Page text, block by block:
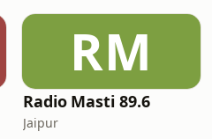
RM
Radio Masti 89.6
Jaipur